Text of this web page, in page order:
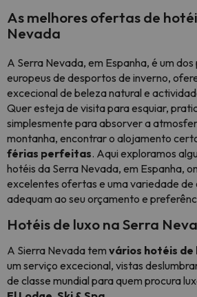
As melhores ofertas de
Nevada
A Serra Nevada, em Espanha, é um
europeus de desportos de inverno,
excecional de beleza natural e
Quer esteja de visita para esquiar,
simplesmente para absorver a
montanha, encontrar o alojamento
férias perfeitas. Aqui exploramos
hotéis da Serra Nevada, em Espanha,
excelentes ofertas e uma variedade de
adequam ao seu orçamento e
Hotéis de luxo na Serra
A Sierra Nevada tem vários hotéis de
um serviço excecional, vistas
de classe mundial para quem procura